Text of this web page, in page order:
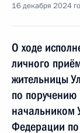
16 декабря 2024
О ходе
личного
жительницы
по
начальником
Федерации